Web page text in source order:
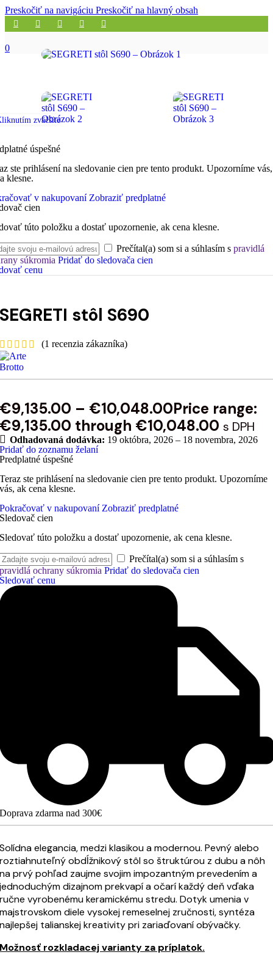
Preskočiť na navigáciu Preskočiť na hlavný obsah
0
zväčšíte
úspešné
ste prihlásení na sledovanie cien pre tento produkt. Upozorníme
klesne.
v nakupovaní Zobraziť predplatné
cien
túto položku a dostať upozornenie, ak cena klesne.
Prečítal(a) som si a súhlasím s pravidlá
súkromia Pridať do sledovača cien
cenu
SEGRETI stôl S690
(1 recenzia zákazníka)
€9,135.00 – €10,048.00Price range:
€9,135.00 through €10,048.00 s DPH
Odhadovaná dodávka: 19 októbra, 2026 – 18 novembra, 2026
Pridať do zoznamu želaní
Predplatné úspešné
Teraz ste prihlásení na sledovanie cien pre tento produkt. Upozorníme
vás, ak cena klesne.
Pokračovať v nakupovaní Zobraziť predplatné
Sledovač cien
Sledovať túto položku a dostať upozornenie, ak cena klesne.
Prečítal(a) som si a súhlasím s
pravidlá ochrany súkromia Pridať do sledovača cien
Sledovať cenu
Doprava zdarma nad 300€
Solídna elegancia, medzi klasikou a modernou. Pevný alebo
roztiahnuteľný obdĺžnikový stôl so štruktúrou z dubu a nôh
na prvý pohľad zaujme svojim impozantným prevedením a
jednoduchým dizajnom prekvapí a očarí každý deň vďaka
ručne vyrobenému keramickému stredu. Dotyk umenia v
majstrovskom diele vysokej remeselnej zručnosti, syntéza
najlepšej talianskej kreativity pri zariaďovaní obývačky.
Možnosť rozkladacej varianty za príplatok.